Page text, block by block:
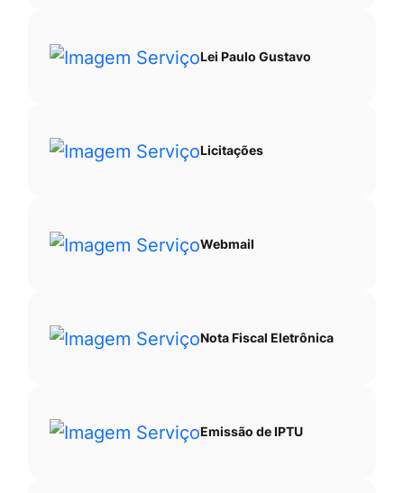
Lei Paulo Gustavo
Licitações
Webmail
Nota Fiscal Eletrônica
Emissão de IPTU